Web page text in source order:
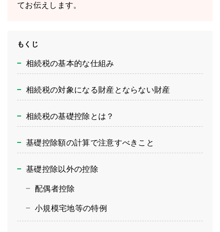
てお伝えします。
もくじ
相続税の基本的な仕組み
相続税の対象になる財産とならない財産
相続税の基礎控除とは？
基礎控除額の計算で注意すべきこと
基礎控除以外の控除
配偶者控除
小規模宅地等の特例